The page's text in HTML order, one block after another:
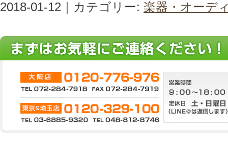
2018-01-12｜カテゴリー: 楽器・オーデ